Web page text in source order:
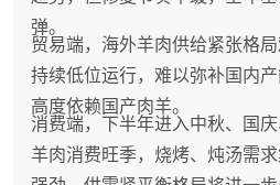
弹。
贸易端，海外羊肉供给紧张格
持续低位运行，难以弥补国内
高度依赖国产肉羊。
消费端，下半年进入中秋、国
羊肉消费旺季，烧烤、炖汤需